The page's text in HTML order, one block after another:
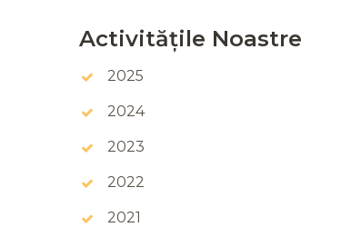
Activitățile Noastre
2025
2024
2023
2022
2021